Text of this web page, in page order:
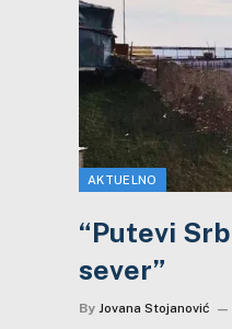
AKTUELNO
“Putevi
sever”
By Jovana Stojanović